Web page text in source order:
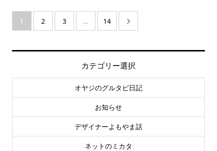
1 2 3 … 14 
カテゴリー選択
オヤジのグルタビ日記
お知らせ
デザイナーよもやま話
ネットのミカタ